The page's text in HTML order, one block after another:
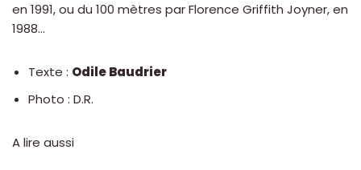
en 1991, ou du 100 mètres par Florence Griffith Joyner, en
1988…
Texte : Odile Baudrier
Photo : D.R.
A lire aussi